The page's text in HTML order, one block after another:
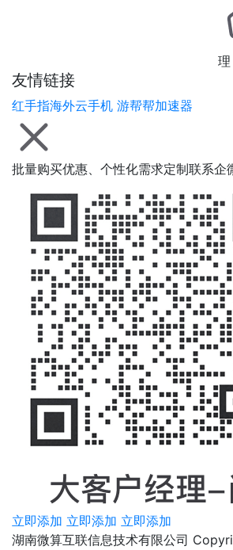
友情链接
红手指海外云手机 游帮帮加速器
理
批量购买优惠、个性化需求定制联系企
立即添加 立即添加 立即添加
湖南微算互联信息技术有限公司